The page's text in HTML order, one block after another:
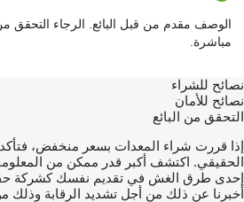
الوصف مقدم من قبل البائع. الرجاء التحقق
مباشرة.
نصائح للشراء
نصائح للأمان
التحقق من البائع
إذا قررت شراء المعدات بسعر منخفض، فتأكد
الحقيقي. اكتشف أكبر قدر ممكن من
إحدى طرق الغش في تقديم نفسك كشركة
أخبرنا عن ذلك من أجل تشديد الرقابة وذلك